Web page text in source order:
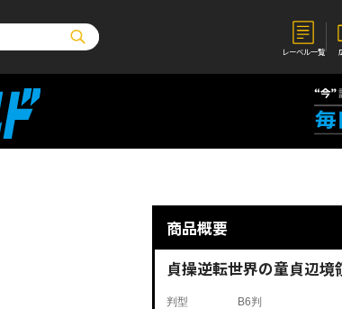
レーベル一覧
オーバーラップ広報室
採用情報
お問い
ロサージュノベルス コミック
商品概要
貞操逆転世界の童貞辺境
判型
B6判